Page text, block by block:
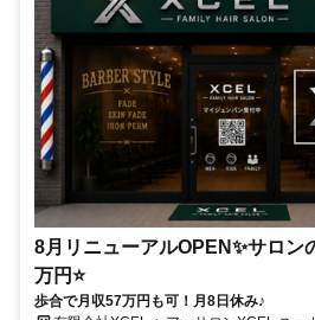
8月リニューアルOPEN✨サロン
万円⭐
歩合で月収57万円も可！月8日休み♪